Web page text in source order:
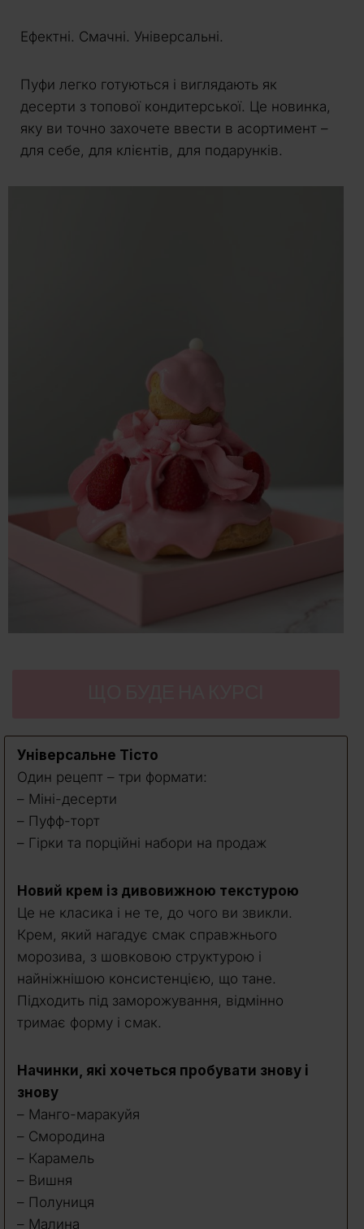
Ефектні. Смачні. Універсальні.
Пуфи легко готуються і виглядають як
десерти з топової кондитерської. Це новинка,
яку ви точно захочете ввести в асортимент –
для себе, для клієнтів, для подарунків.
Універсальне Тісто
Один рецепт – три формати:
– Міні-десерти
– Пуфф-торт
– Гірки та порційні набори на продаж
Новий крем із дивовижною текстурою
Це не класика і не те, до чого ви звикли.
Крем, який нагадує смак справжнього
морозива, з шовковою структурою і
найніжнішою консистенцією, що тане.
Підходить під заморожування, відмінно
тримає форму і смак.
Начинки, які хочеться пробувати знову і
знову
– Манго-маракуйя
– Смородина
– Карамель
– Вишня
– Полуниця
– Малина